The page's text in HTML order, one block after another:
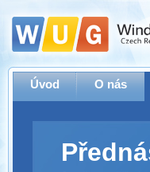
Úvod O nás